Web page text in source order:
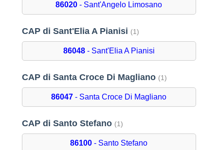
86020 - Sant'Angelo Limosano
CAP di Sant'Elia A Pianisi (1)
86048- Sant'Elia A Pianisi
CAP di Santa Croce Di Magliano (1)
86047 - Santa Croce Di Magliano
CAP di Santo Stefano (1)
86100 - Santo Stefano